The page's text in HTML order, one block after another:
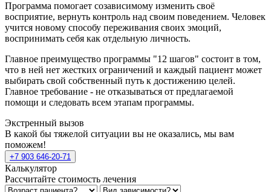
Программа помогает созависимому изменить своё
восприятие, вернуть контроль над своим поведением. Человек
учится новому способу переживания своих эмоций,
воспринимать себя как отдельную личность.
Главное преимущество программы "12 шагов" состоит в том,
что в ней нет жестких ограничений и каждый пациент может
выбирать свой собственный путь к достижению целей.
Главное требование - не отказываться от предлагаемой
помощи и следовать всем этапам программы.
Экстренный вызов
В какой бы тяжелой ситуации вы не оказались, мы вам
поможем!
+7 903 646-20-71
Калькулятор
Рассчитайте стоимость лечения